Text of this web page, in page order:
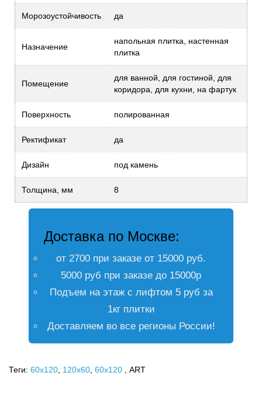
Морозоустойчивость да
Назначение
напольная плитка, настенная
плитка
Помещение
для ванной, для гостиной, для
коридора, для кухни, на фартук
Поверхность полированная
Ректификат да
Дизайн под камень
Толщина, мм 8
Доставка по Москве:
от 2700 при заказе от 15000 руб.
5000 руб при заказе до 15000р
Подъем на этаж с лифтом 5 руб за
1кг плитки
Доставляем во все регионы России!
Теги: 60x120 120х60 60х120 , ART